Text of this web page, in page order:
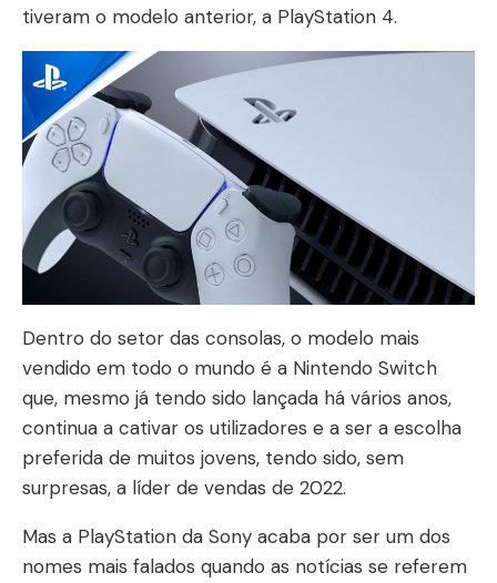
tiveram o modelo anterior, a PlayStation 4.
Dentro do setor das consolas, o modelo mais
vendido em todo o mundo é a Nintendo Switch
que, mesmo já tendo sido lançada há vários anos,
continua a cativar os utilizadores e a ser a escolha
preferida de muitos jovens, tendo sido, sem
surpresas, a líder de vendas de 2022.
Mas a PlayStation da Sony acaba por ser um dos
nomes mais falados quando as notícias se referem